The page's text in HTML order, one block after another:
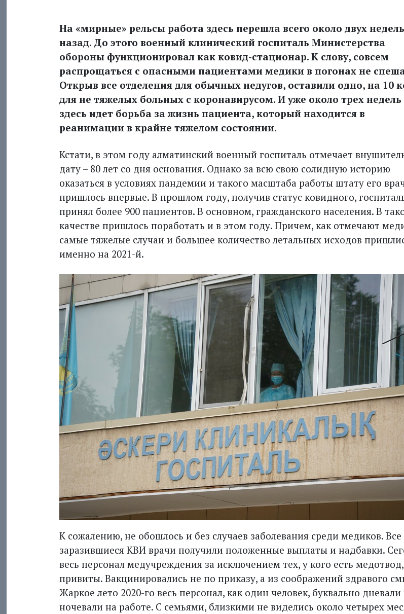
На «мирные» рельсы работа здесь перешла всего около двух недель
назад. До этого военный клинический госпиталь Министерства
обороны функционировал как ковид-стационар. К слову, совсем
распрощаться с опасными пациентами медики в погонах не
Открыв все отделения для обычных недугов, оставили одно, на 10
для не тяжелых больных с коронавирусом. И уже около трех недель
здесь идет борьба за жизнь пациента, который находится в
реанимации в крайне тяжелом состоянии.
Кстати, в этом году алматинский военный госпиталь отмечает
дату – 80 лет со дня основания. Однако за всю свою солидную историю
оказаться в условиях пандемии и такого масштаба работы штату его
пришлось впервые. В прошлом году, получив статус ковидного,
принял более 900 пациентов. В основном, гражданского населения. В
качестве пришлось поработать и в этом году. Причем, как отмечают
самые тяжелые случаи и большее количество летальных исходов
именно на 2021-й.
К сожалению, не обошлось и без случаев заболевания среди медиков. Все
заразившиеся КВИ врачи получили положенные выплаты и надбавки.
весь персонал медучреждения за исключением тех, у кого есть медотвод,
привиты. Вакцинировались не по приказу, а из соображений здравого
Жаркое лето 2020-го весь персонал, как один человек, буквально дневали
ночевали на работе. С семьями, близкими не виделись около четырех